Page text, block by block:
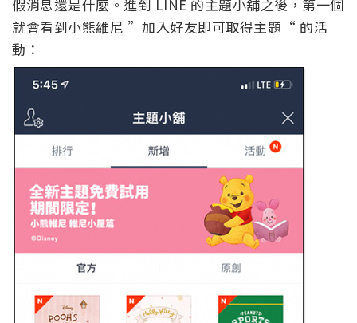
假消息還是什麼。進到 LINE 的主題小舖之後，第一個
就會看到小熊維尼 ”加入好友即可取得主題“ 的活
動：